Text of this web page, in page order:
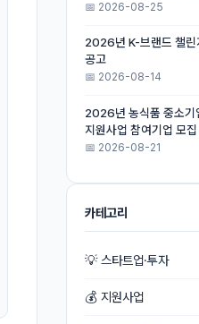
📅 2026-08-25
2026년 K-브랜드 챌린
공고
📅 2026-08-14
2026년 농식품 중소기
지원사업 참여기업 모
📅 2026-08-21
카테고리
💡 스타트업·투자
💰 지원사업